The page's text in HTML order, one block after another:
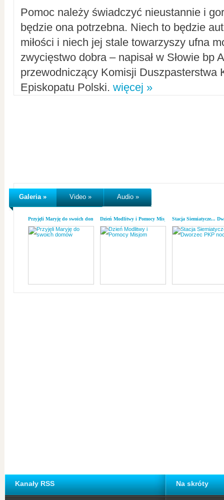
Pomoc należy świadczyć nieustannie i
będzie ona potrzebna. Niech to będzie
miłości i niech jej stale towarzyszy ufna
zwycięstwo dobra – napisał w Słowie bp
przewodniczący Komisji Duszpasterstwa
Episkopatu Polski. więcej »
Galeria » Video » Audio »
Przyjęli Maryję do swoich domówDzień Modlitwy i Pomocy MisjomStacja Siemiatycze...
Kanały RSS Na skróty